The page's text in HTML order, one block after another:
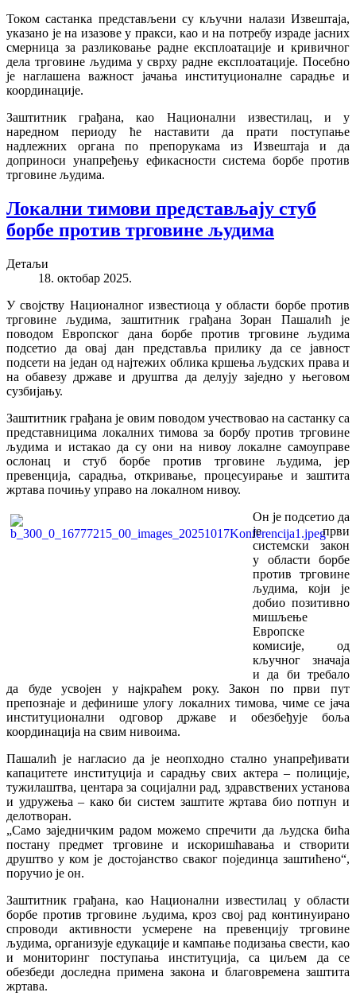
Током састанка представљени су кључни налази Извештаја,
указано је на изазове у пракси, као и на потребу израде јасних
смерница за разликовање радне експлоатације и кривичног
дела трговине људима у сврху радне експлоатације. Посебно
је наглашена важност јачања институционалне сарадње и
координације.
Заштитник грађана, као Национални известилац, и у
наредном периоду ће наставити да прати поступање
надлежних органа по препорукама из Извештаја и да
доприноси унапређењу ефикасности система борбе против
трговине људима.
Локални тимови представљају стуб
борбе против трговине људима
Детаљи
18. октобар 2025.
У својству Националног известиоца у области борбе против
трговине људима, заштитник грађана Зоран Пашалић је
поводом Европског дана борбе против трговине људима
подсетио да овај дан представља прилику да се јавност
подсети на један од најтежих облика кршења људских права и
на обавезу државе и друштва да делују заједно у његовом
сузбијању.
Заштитник грађана је овим поводом учествовао на састанку са
представницима локалних тимова за борбу против трговине
људима и истакао да су они на нивоу локалне самоуправе
ослонац и стуб борбе против трговине људима, јер
превенција, сарадња, откривање, процесуирање и заштита
жртава почињу управо на локалном нивоу.
Он је подсетио да
је први
системски закон
у области борбе
против трговине
људима, који је
добио позитивно
мишљење
Европске
комисије, од
кључног значаја
и да би требало
да буде усвојен у најкраћем року. Закон по први пут
препознаје и дефинише улогу локалних тимова, чиме се јача
институционални одговор државе и обезбеђује боља
координација на свим нивоима.
Пашалић је нагласио да је неопходно стално унапређивати
капацитете институција и сарадњу свих актера – полиције,
тужилаштва, центара за социјални рад, здравствених установа
и удружења – како би систем заштите жртава био потпун и
делотворан.
„Само заједничким радом можемо спречити да људска бића
постану предмет трговине и искоришћавања и створити
друштво у ком је достојанство сваког појединца заштићено“,
поручио је он.
Заштитник грађана, као Национални известилац у области
борбе против трговине људима, кроз свој рад континуирано
спроводи активности усмерене на превенцију трговине
људима, организује едукације и кампање подизања свести, као
и мониторинг поступања институција, са циљем да се
обезбеди доследна примена закона и благовремена заштита
жртава.